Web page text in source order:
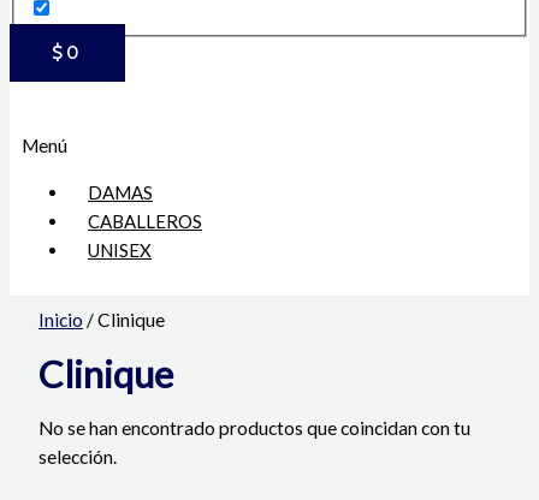
$ 0
Menú
DAMAS
CABALLEROS
UNISEX
Inicio / Clinique
Clinique
No se han encontrado productos que coincidan con tu
selección.